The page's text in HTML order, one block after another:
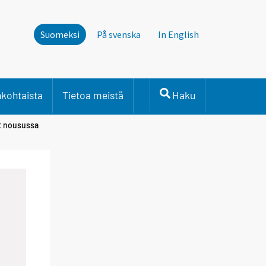
Suomeksi På svenska In English
Tietoa meistä Haku